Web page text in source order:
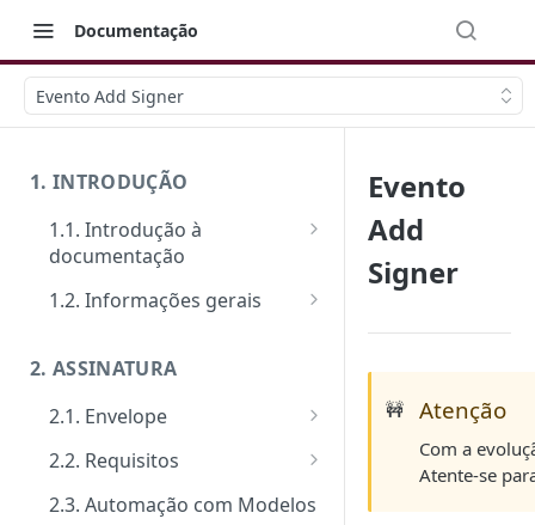
Documentação
Evento Add Signer
1. INTRODUÇÃO
1.1. Introdução à
documentação
Primeiros passos
Ferramentas de Teste:
Postman e Insomnia
1.2. Informações gerais
Suporte
Limite de requisições
Mensagens de erro
Segurança
2. ASSINATURA
2.1. Envelope
Guia de criação: O passo a
passo padrão
2.2. Requisitos
Tipos de requisitos de
2.3. Automação com Modelos
Evento
Add
Signer
🚧 Atenção
Com a
Atente-se